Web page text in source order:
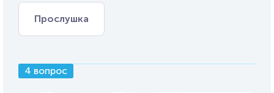
Прослушка
4 вопрос